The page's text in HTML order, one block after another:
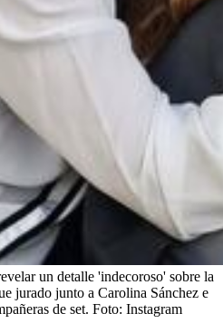
un detalle 'indecoroso' sobre la
jurado junto a Carolina Sánchez e
de set. Foto: Instagram